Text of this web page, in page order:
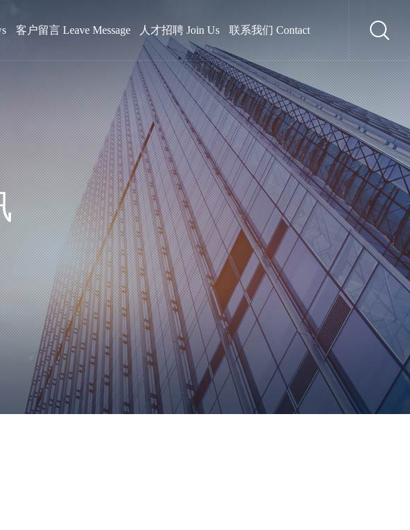
客户留言 Leave Message 人才招聘 Join Us 联系我们 Contact